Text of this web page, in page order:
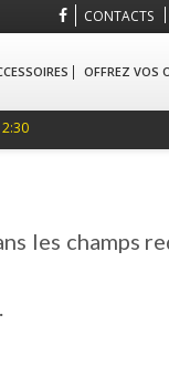
CONTACTS
OFFREZ VOS
les champs